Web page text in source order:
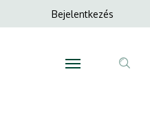
Anonim
menüje
Bejelentkezés